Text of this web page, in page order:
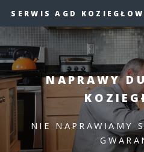
SERWIS AGD
NAPRAWY
NIE NAPRAWIAMY